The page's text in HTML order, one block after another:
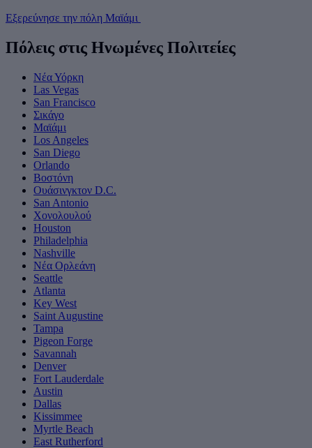
Εξερεύνησε την πόλη Μαϊάμι
Πόλεις στις Ηνωμένες Πολιτείες
Νέα Υόρκη
Las Vegas
San Francisco
Σικάγο
Μαϊάμι
Los Angeles
San Diego
Orlando
Βοστόνη
Ουάσινγκτον D.C.
San Antonio
Χονολουλού
Houston
Philadelphia
Nashville
Νέα Ορλεάνη
Seattle
Atlanta
Key West
Saint Augustine
Tampa
Pigeon Forge
Savannah
Denver
Fort Lauderdale
Austin
Dallas
Kissimmee
Myrtle Beach
East Rutherford